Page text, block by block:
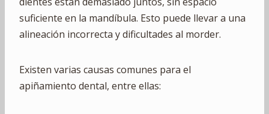
suficiente en la mandíbula. Esto puede llevar a una
alineación incorrecta y dificultades al morder.
Existen varias causas comunes para el
apiñamiento dental, entre ellas: